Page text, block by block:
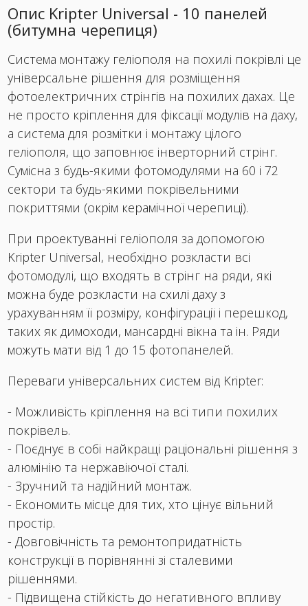
Опис Kripter Universal - 10 панелей
(битумна черепиця)
Система монтажу геліополя на похилі покрівлі це
універсальне рішення для розміщення
фотоелектричних стрінгів на похилих дахах. Це
не просто кріплення для фіксації модулів на даху,
а система для розмітки і монтажу цілого
геліополя, що заповнює інверторний стрінг.
Сумісна з будь-якими фотомодулями на 60 і 72
сектори та будь-якими покрівельними
покриттями (окрім керамічної черепиці).
При проектуванні геліополя за допомогою
Kripter Universal, необхідно розкласти всі
фотомодулі, що входять в стрінг на ряди, які
можна буде розкласти на схилі даху з
урахуванням її розміру, конфігурації і перешкод,
таких як димоходи, мансардні вікна та ін. Ряди
можуть мати від 1 до 15 фотопанелей.
Переваги універсальних систем від Kripter:
- Можливість кріплення на всі типи похилих
покрівель.
- Поєднує в собі найкращі раціональні рішення з
алюмінію та нержавіючої сталі.
- Зручний та надійний монтаж.
- Економить місце для тих, хто цінує вільний
простір.
- Довговічність та ремонтопридатність
конструкції в порівнянні зі сталевими
рішеннями.
- Підвищена стійкість до негативного впливу